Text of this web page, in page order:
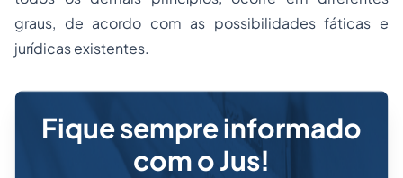
graus, de acordo com as possibilidades fáticas e
jurídicas existentes.
Fique sempre informado
com o Jus!